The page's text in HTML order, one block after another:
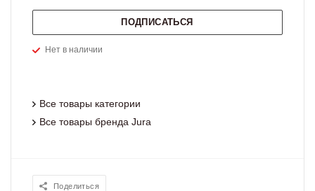
ПОДПИСАТЬСЯ
Нет в наличии
Все товары категории
Все товары бренда Jura
Поделиться